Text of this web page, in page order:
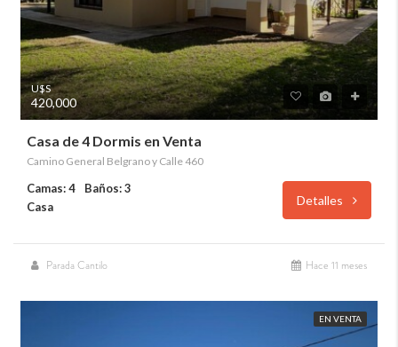
U$S
420,000
Casa de 4 Dormis en Venta
Camino General Belgrano y Calle 460
Camas: 4
Baños: 3
Casa
Detalles
Parada Cantilo Hace 11 meses
EN VENTA